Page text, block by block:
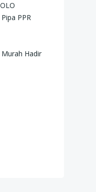
PPR
Murah Hadir